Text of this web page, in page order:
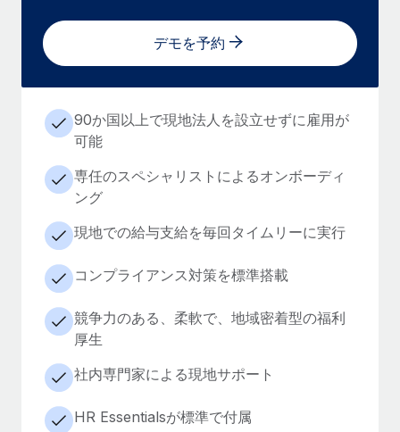
デモを予約
90か国以上で現地法人を設立せずに雇用が
可能
専任のスペシャリストによるオンボーディ
ング
現地での給与支給を毎回タイムリーに実行
コンプライアンス対策を標準搭載
競争力のある、柔軟で、地域密着型の福利
厚生
社内専門家による現地サポート
HR Essentialsが標準で付属